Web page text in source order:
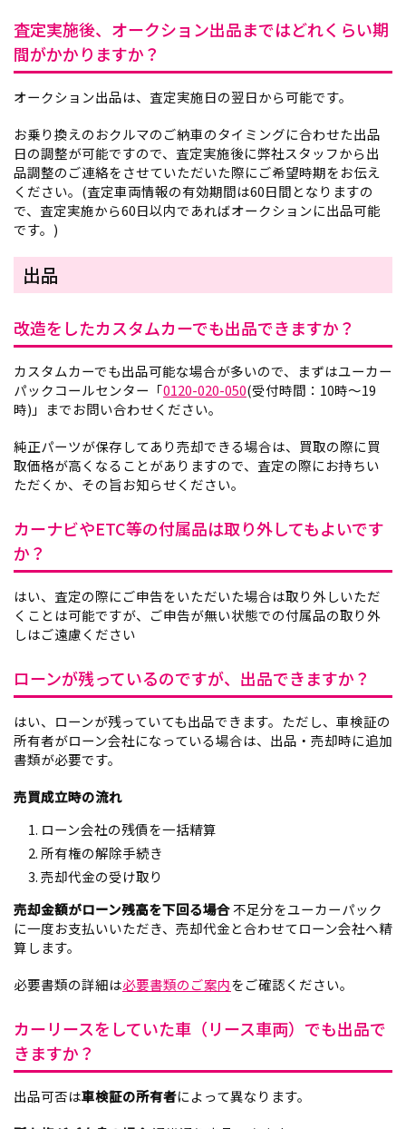
査定実施後、オークション出品まではどれくらい期
間がかかりますか？
オークション出品は、査定実施日の翌日から可能です。
お乗り換えのおクルマのご納車のタイミングに合わせた出品
日の調整が可能ですので、査定実施後に弊社スタッフから出
品調整のご連絡をさせていただいた際にご希望時期をお伝え
ください。(査定車両情報の有効期間は60日間となりますの
で、査定実施から60日以内であればオークションに出品可能
です。)
出品
改造をしたカスタムカーでも出品できますか？
カスタムカーでも出品可能な場合が多いので、まずはユーカー
パックコールセンター「0120-020-050(受付時間：10時～19
時)」までお問い合わせください。
純正パーツが保存してあり売却できる場合は、買取の際に買
取価格が高くなることがありますので、査定の際にお持ちい
ただくか、その旨お知らせください。
カーナビやETC等の付属品は取り外してもよいです
か？
はい、査定の際にご申告をいただいた場合は取り外しいただ
くことは可能ですが、ご申告が無い状態での付属品の取り外
しはご遠慮ください
ローンが残っているのですが、出品できますか？
はい、ローンが残っていても出品できます。ただし、車検証の
所有者がローン会社になっている場合は、出品・売却時に追加
書類が必要です。
売買成立時の流れ
ローン会社の残債を一括精算
所有権の解除手続き
売却代金の受け取り
売却金額がローン残高を下回る場合不足分をユーカーパック
に一度お支払いいただき、売却代金と合わせてローン会社へ精
算します。
必要書類の詳細は必要書類のご案内をご確認ください。
カーリースをしていた車（リース車両）でも出品で
きますか？
出品可否は車検証の所有者によって異なります。